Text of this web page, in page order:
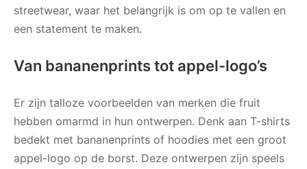
streetwear, waar het belangrijk is om op te vallen en
een statement te maken.
Van bananenprints tot appel-logo’s
Er zijn talloze voorbeelden van merken die fruit
hebben omarmd in hun ontwerpen. Denk aan T-shirts
bedekt met bananenprints of hoodies met een groot
appel-logo op de borst. Deze ontwerpen zijn speels